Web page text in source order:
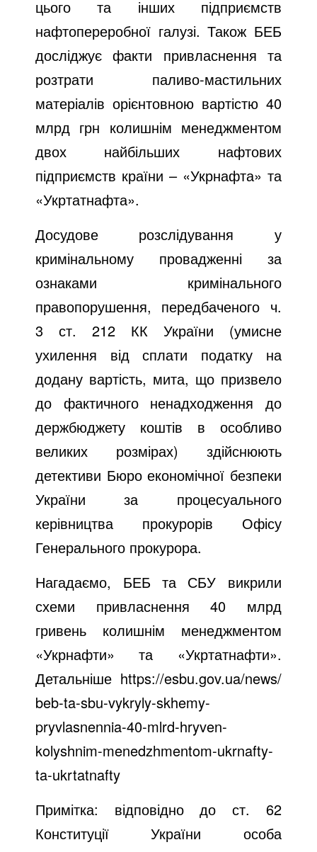
цього та інших підприємств
нафтопереробної галузі. Також БЕБ
досліджує факти привласнення та
розтрати паливо-мастильних
матеріалів орієнтовною вартістю 40
млрд грн колишнім менеджментом
двох найбільших нафтових
підприємств країни – «Укрнафта» та
«Укртатнафта».
Досудове розслідування у
кримінальному провадженні за
ознаками кримінального
правопорушення, передбаченого ч.
3 ст. 212 КК України (умисне
ухилення від сплати податку на
додану вартість, мита, що призвело
до фактичного ненадходження до
держбюджету коштів в особливо
великих розмірах) здійснюють
детективи Бюро економічної безпеки
України за процесуального
керівництва прокурорів Офісу
Генерального прокурора.
Нагадаємо, БЕБ та СБУ викрили
схеми привласнення 40 млрд
гривень колишнім менеджментом
«Укрнафти» та «Укртатнафти».
Детальніше https://esbu.gov.ua/news/
beb-ta-sbu-vykryly-skhemy-
pryvlasnennia-40-mlrd-hryven-
kolyshnim-menedzhmentom-ukrnafty-
ta-ukrtatnafty
Примітка: відповідно до ст. 62
Конституції України особа